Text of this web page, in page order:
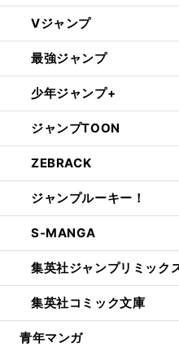
Vジャンプ
最強ジャンプ
少年ジャンプ+
ジャンプTOON
ZEBRACK
ジャンプルーキー！
S-MANGA
集英社ジャンプリミック
集英社コミック文庫
青年マンガ